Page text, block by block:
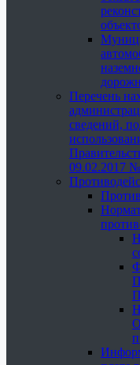
Перечень
сведений,
09.02.2017